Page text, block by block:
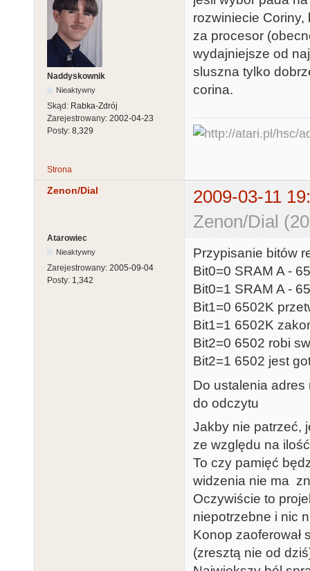
Naddyskownik
Nieaktywny
Skąd: Rabka-Zdrój
Zarejestrowany: 2002-04-23
Posty: 8,329
rozwiniecie
za procesor
wydajniejsze od
sluszna tylko
corina.
Strona
Zenon/Dial
2009-03-11
Zenon/Dial
Atarowiec
Nieaktywny
Zarejestrowany: 2005-09-04
Posty: 1,342
Przypisanie bitów
Bit0=0 SRAM A -
Bit0=1 SRAM A -
Bit1=0 6502K
Bit1=1 6502K
Bit2=0 6502 robi
Bit2=1 6502 jest
Do ustalenia
do odczytu
Jakby nie patrzeć,
ze względu na
To czy pamięć
widzenia nie ma
Oczywiście to
niepotrzebne i nic
Konop zaoferował
(zresztą nie od